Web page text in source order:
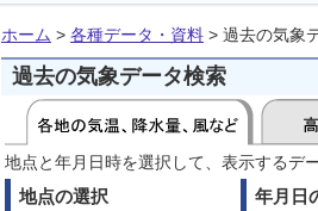
ホーム > 各種データ・資料 > 過去の気象
過去の気象データ検索
地点と年月日時を選択して、表示するデ
地点の選択 年月日